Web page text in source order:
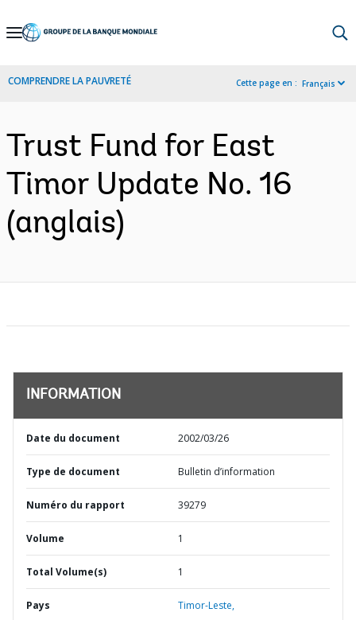
Skip
Navigation
COMPRENDRE LA PAUVRETÉ Cette page en : Français
Trust Fund for East
Timor Update No. 16
(anglais)
INFORMATION
Date du document 2002/03/26
Type de document Bulletin d’information
Numéro du rapport 39279
Volume 1
Total Volume(s) 1
Pays Timor-Leste,